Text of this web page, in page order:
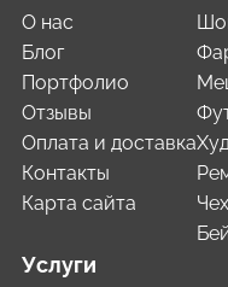
О нас
Блог
Портфолио
Отзывы
Оплата и доставка
Контакты
Карта сайта
Услуги